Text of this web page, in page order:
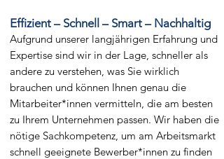
​Effizient – Schnell – Smart – Nachhaltig
Aufgrund unserer langjährigen Erfahrung und
Expertise sind wir in der Lage, schneller als
andere zu verstehen, was Sie wirklich
brauchen und können Ihnen genau die
Mitarbeiter*innen vermitteln, die am besten
zu Ihrem Unternehmen passen. Wir haben die
nötige Sachkompetenz, um am Arbeitsmarkt
schnell geeignete Bewerber*innen zu finden